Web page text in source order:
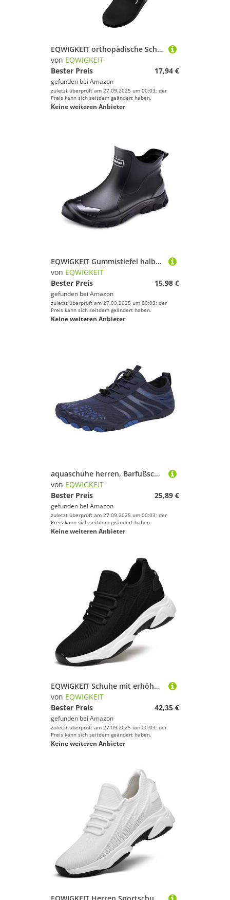
EQWIGKEIT orthopädische Schuhe, Orthopädische Schuhe Damen Mesh Atmungsaktive Hausschuhe Air Cushion Slip On Diabetiker Wanderschuhe Sommer Leichte Slippers rutschfest Pantoffeln Freizeit Sportschuhe
von EQWIGKEIT
Bester Preis
17,94 €
gefunden bei Amazon
zuletzt überprüft am 27.09.2025 um 00:03; der
Preis kann sich seitdem geändert haben.
Keine weiteren Anbieter
EQWIGKEIT Gummistiefel halbhoch, Regenstiefel Damen Leicht Stiefeletten Gummi Reitstiefel Anti-Rutsch wasserdichte Schuhe Bequem Gummischuhe Halbhoch Regenschuhe Outdoor Gummistiefel Gartenschuhe
von EQWIGKEIT
Bester Preis
15,98 €
gefunden bei Amazon
zuletzt überprüft am 27.09.2025 um 00:03; der
Preis kann sich seitdem geändert haben.
Keine weiteren Anbieter
aquaschuhe herren, Barfußschuhe Herren Rutschfeste Aquaschuhe Outdoor Strandschuhe Atmungsaktiv Unisex Badeschuhe Wasserschuhe Sommer Schwimmschuhe Leicht Schnelltrockend Tauchschuhe Surfschuhe
von EQWIGKEIT
Bester Preis
25,89 €
gefunden bei Amazon
zuletzt überprüft am 27.09.2025 um 00:03; der
Preis kann sich seitdem geändert haben.
Keine weiteren Anbieter
EQWIGKEIT Schuhe mit erhöhung Herren 10cm, Elevate Shoes Herren 6-10cm Unsichtbare Höhenerhöhung Sportschuhe Leichte Orthopädische Schuhe Sneaker Erhöhung Turnschuhe Bequeme Walkingschuhe
von EQWIGKEIT
Bester Preis
42,35 €
gefunden bei Amazon
zuletzt überprüft am 27.09.2025 um 00:03; der
Preis kann sich seitdem geändert haben.
Keine weiteren Anbieter